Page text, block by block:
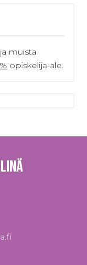
muista
opiskelija-ale.